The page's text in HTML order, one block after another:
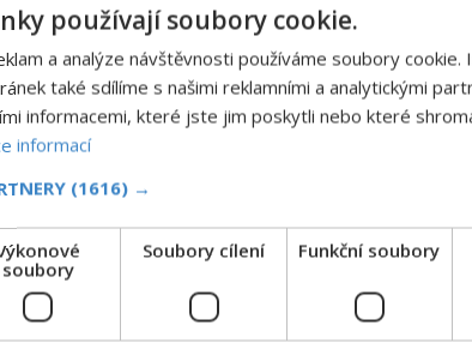
tisícedalšíchskvělých článků.
obdržíte i celou řaduhodnotných bonusů!
ODEMKNOUT ČLÁNEK
můžete tak učinit zasláním jediné SMS.
používají soubory cookie.
a analýze návštěvnosti používáme soubory cookie.
také sdílíme s našimi reklamními a analytickými
informacemi, které jste jim poskytli nebo které
informací
(1616) →
soubory
Soubory cílení Funkční soubory